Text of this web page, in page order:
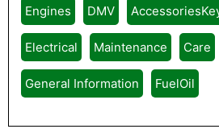
Engines DMV
Electrical Maintenance Care
General Information FuelOil